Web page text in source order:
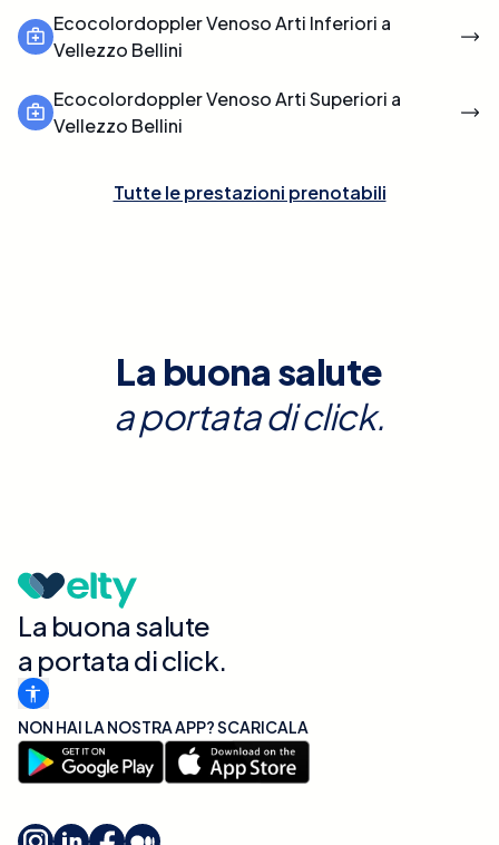
Ecocolordoppler Venoso Arti Inferiori a
Vellezzo Bellini
Ecocolordoppler Venoso Arti Superiori a
Vellezzo Bellini
Tutte le prestazioni prenotabili
La buona salute
a portata di click.
La buona salute
a portata di click.
NON HAI LA NOSTRA APP? SCARICALA